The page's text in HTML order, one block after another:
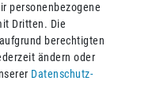
AGB
personenbezogene
Dritten. Die
berechtigten
ändern oder
Daten­schutz­